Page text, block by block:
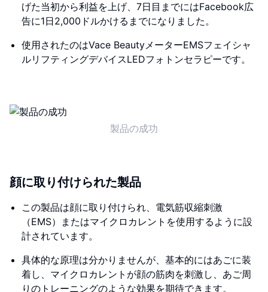
げた当初から利益を上げ、7日目までにはFacebook広
告に1日2,000ドルかけるまでになりました。
使用されたのはVace BeautyメーターEMSフェイシャ
ルリフティングデバイスLEDフォトンセラピーです。
製品の成功
顔に取り付けられた製品
この製品は顔に取り付けられ、電気筋収縮刺激
（EMS）またはマイクロカレントを使用するように設
計されています。
具体的な原理は分かりませんが、基本的にはあごに装
着し、マイクロカレントが顔の筋肉を刺激し、あご周
りのトレーニングのような効果を期待できます。